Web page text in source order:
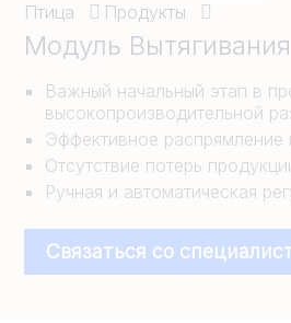
Птица Продукты
Модуль
Важный начальный этап в
высокопроизводительной
Эффективное распрямление
Отсутствие потерь
Ручная и автоматическая
Связаться со